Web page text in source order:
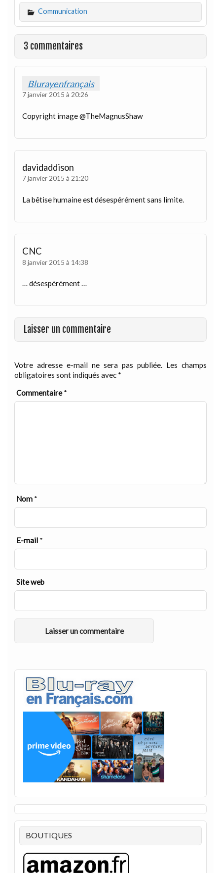
Communication
3 commentaires
Blurayenfrançais
7 janvier 2015 à 20:26
Copyright image @TheMagnusShaw
davidaddison
7 janvier 2015 à 21:20
La bêtise humaine est désespérément sans limite.
CNC
8 janvier 2015 à 14:38
… désespérément …
Laisser un commentaire
Votre adresse e-mail ne sera pas publiée. Les champs
obligatoires sont indiqués avec *
Commentaire*
Nom *
E-mail *
Site web
BOUTIQUES